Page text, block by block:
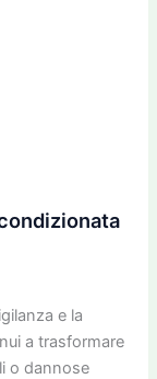
e la
a trasformare
o dannose